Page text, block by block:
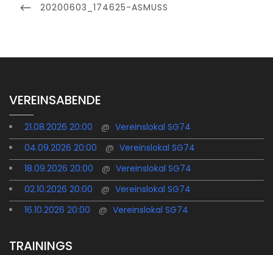
PREVIOUS
20200603_174625-ASMUSS
VEREINSABENDE
21.08.2026 20:00 @ Vereinslokal SG74
04.09.2026 20:00
@ Vereinslokal SG74
18.09.2026 20:00
@ Vereinslokal SG74
02.10.2026 20:00
@ Vereinslokal SG74
16.10.2026 20:00
@ Vereinslokal SG74
TRAININGS